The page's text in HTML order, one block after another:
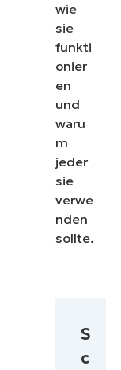
wie
sie
funkti
onier
en
und
waru
m
jeder
sie
verwe
nden
sollte.
S
c